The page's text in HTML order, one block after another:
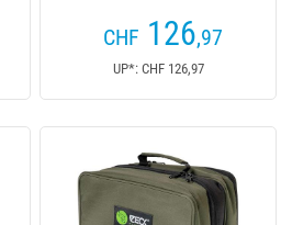
CHF 126,97
UP*: CHF 126,97